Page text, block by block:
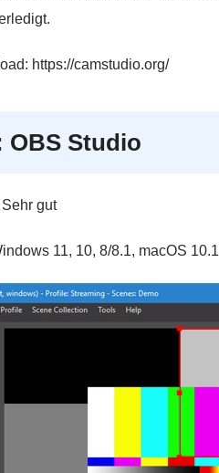
https://camstudio.org/
OBS Studio
gut
11, 10, 8/8.1, macOS